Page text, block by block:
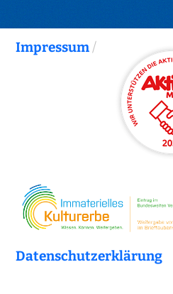
Impressum/
Datenschutzerklärung